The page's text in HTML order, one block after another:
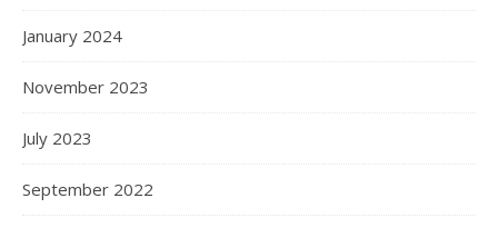
January 2024
November 2023
July 2023
September 2022